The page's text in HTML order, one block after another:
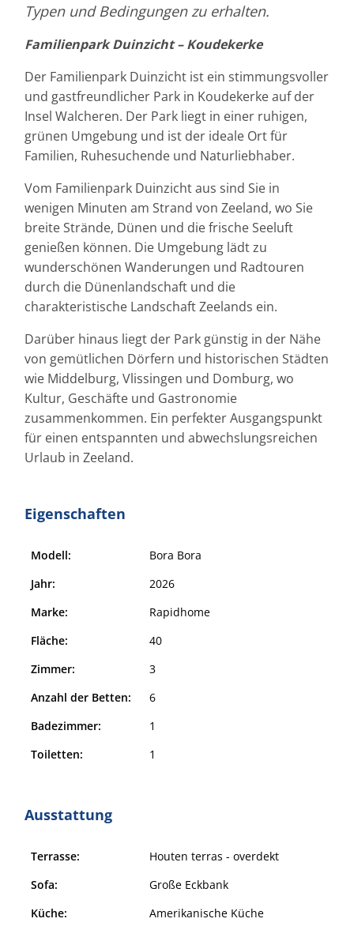
Typen und Bedingungen zu erhalten.
Familienpark Duinzicht – Koudekerke
Der Familienpark Duinzicht ist ein stimmungsvoller
und gastfreundlicher Park in Koudekerke auf der
Insel Walcheren. Der Park liegt in einer ruhigen,
grünen Umgebung und ist der ideale Ort für
Familien, Ruhesuchende und Naturliebhaber.
Vom Familienpark Duinzicht aus sind Sie in
wenigen Minuten am Strand von Zeeland, wo Sie
breite Strände, Dünen und die frische Seeluft
genießen können. Die Umgebung lädt zu
wunderschönen Wanderungen und Radtouren
durch die Dünenlandschaft und die
charakteristische Landschaft Zeelands ein.
Darüber hinaus liegt der Park günstig in der Nähe
von gemütlichen Dörfern und historischen Städten
wie Middelburg, Vlissingen und Domburg, wo
Kultur, Geschäfte und Gastronomie
zusammenkommen. Ein perfekter Ausgangspunkt
für einen entspannten und abwechslungsreichen
Urlaub in Zeeland.
Eigenschaften
Modell:
Bora Bora
Jahr:
2026
Marke:
Rapidhome
Fläche:
40
Zimmer:
3
Anzahl der Betten:
6
Badezimmer:
1
Toiletten:
1
Ausstattung
Terrasse:
Houten terras - overdekt
Sofa:
Große Eckbank
Küche:
Amerikanische Küche